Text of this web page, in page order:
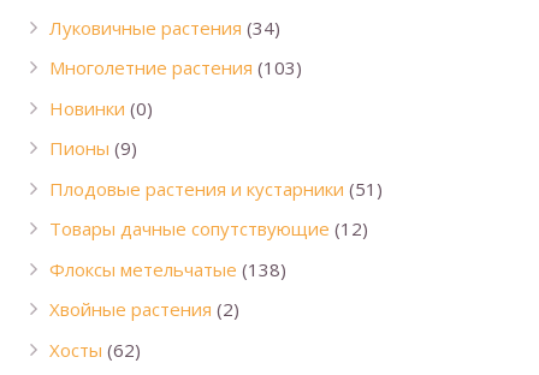
Луковичные растения (34)
Многолетние растения (103)
Новинки (0)
Пионы (9)
Плодовые растения и кустарники (51)
Товары дачные сопутствующие (12)
Флоксы метельчатые (138)
Хвойные растения (2)
Хосты (62)